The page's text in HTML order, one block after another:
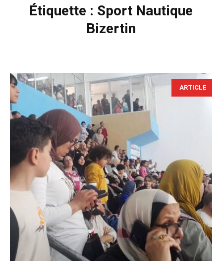
Étiquette : Sport Nautique
Bizertin
ARTICLE